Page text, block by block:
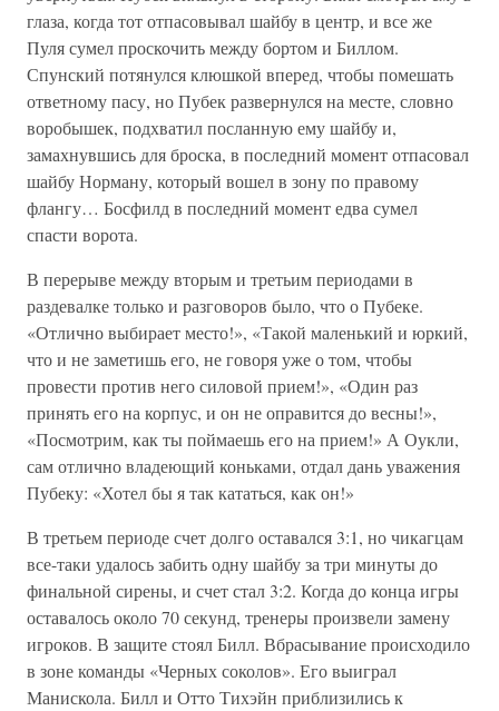
глаза, когда тот отпасовывал шайбу в центр, и все же
Пуля сумел проскочить между бортом и Биллом.
Спунский потянулся клюшкой вперед, чтобы помешать
ответному пасу, но Пубек развернулся на месте, словно
воробышек, подхватил посланную ему шайбу и,
замахнувшись для броска, в последний момент отпасовал
шайбу Норману, который вошел в зону по правому
флангу… Босфилд в последний момент едва сумел
спасти ворота.
В перерыве между вторым и третьим периодами в
раздевалке только и разговоров было, что о Пубеке.
«Отлично выбирает место!», «Такой маленький и юркий,
что и не заметишь его, не говоря уже о том, чтобы
провести против него силовой прием!», «Один раз
принять его на корпус, и он не оправится до весны!»,
«Посмотрим, как ты поймаешь его на прием!» А Оукли,
сам отлично владеющий коньками, отдал дань уважения
Пубеку: «Хотел бы я так кататься, как он!»
В третьем периоде счет долго оставался 3:1, но чикагцам
все-таки удалось забить одну шайбу за три минуты до
финальной сирены, и счет стал 3:2. Когда до конца игры
оставалось около 70 секунд, тренеры произвели замену
игроков. В защите стоял Билл. Вбрасывание происходило
в зоне команды «Черных соколов». Его выиграл
Манискола. Билл и Отто Тихэйн приблизились к